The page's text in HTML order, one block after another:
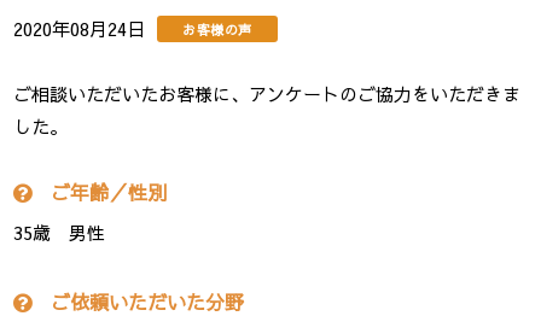
2020年08月24日 お客様の声
ご相談いただいたお客様に、アンケートのご協力をいただきま
した。
ご年齢／性別
35歳 男性
ご依頼いただいた分野